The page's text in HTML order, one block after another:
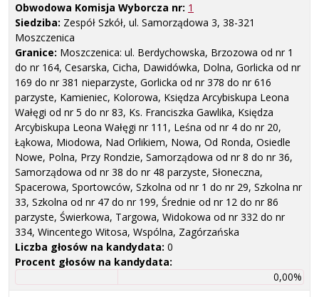
Obwodowa Komisja Wyborcza nr: 1
Siedziba: Zespół Szkół, ul. Samorządowa 3, 38-321
Moszczenica
Granice: Moszczenica: ul. Berdychowska, Brzozowa od nr 1
do nr 164, Cesarska, Cicha, Dawidówka, Dolna, Gorlicka od nr
169 do nr 381 nieparzyste, Gorlicka od nr 378 do nr 616
parzyste, Kamieniec, Kolorowa, Księdza Arcybiskupa Leona
Wałęgi od nr 5 do nr 83, Ks. Franciszka Gawlika, Księdza
Arcybiskupa Leona Wałęgi nr 111, Leśna od nr 4 do nr 20,
Łąkowa, Miodowa, Nad Orlikiem, Nowa, Od Ronda, Osiedle
Nowe, Polna, Przy Rondzie, Samorządowa od nr 8 do nr 36,
Samorządowa od nr 38 do nr 48 parzyste, Słoneczna,
Spacerowa, Sportowców, Szkolna od nr 1 do nr 29, Szkolna nr
33, Szkolna od nr 47 do nr 199, Średnie od nr 12 do nr 86
parzyste, Świerkowa, Targowa, Widokowa od nr 332 do nr
334, Wincentego Witosa, Wspólna, Zagórzańska
Liczba głosów na kandydata: 0
Procent głosów na kandydata:
0,00%